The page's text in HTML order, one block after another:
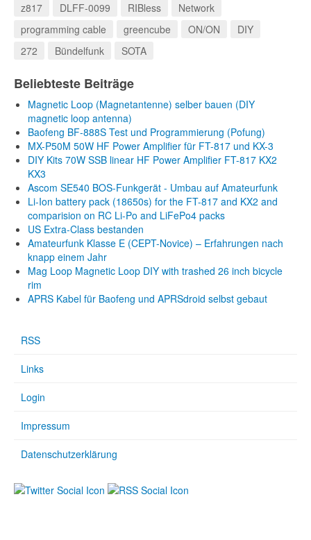
z817
DLFF-0099 RIBless
Network
programming cable
greencube ON/ON
DIY
272
Bündelfunk SOTA
Beliebteste Beiträge
Magnetic Loop (Magnetantenne) selber bauen (DIY
magnetic loop antenna)
Baofeng BF-888S Test und Programmierung (Pofung)
MX-P50M 50W HF Power Amplifier für FT-817 und KX-3
DIY Kits 70W SSB linear HF Power Amplifier FT-817 KX2
KX3
Ascom SE540 BOS-Funkgerät - Umbau auf Amateurfunk
Li-Ion battery pack (18650s) for the FT-817 and KX2 and
comparision on RC Li-Po and LiFePo4 packs
US Extra-Class bestanden
Amateurfunk Klasse E (CEPT-Novice) – Erfahrungen nach
knapp einem Jahr
Mag Loop Magnetic Loop DIY with trashed 26 inch bicycle
rim
APRS Kabel für Baofeng und APRSdroid selbst gebaut
RSS
Links
Login
Impressum
Datenschutzerklärung